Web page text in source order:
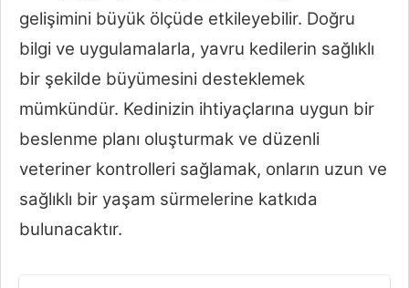
gelişimini büyük ölçüde etkileyebilir. Doğru
bilgi ve uygulamalarla, yavru kedilerin sağlıklı
bir şekilde büyümesini desteklemek
mümkündür. Kedinizin ihtiyaçlarına uygun bir
beslenme planı oluşturmak ve düzenli
veteriner kontrolleri sağlamak, onların uzun ve
sağlıklı bir yaşam sürmelerine katkıda
bulunacaktır.